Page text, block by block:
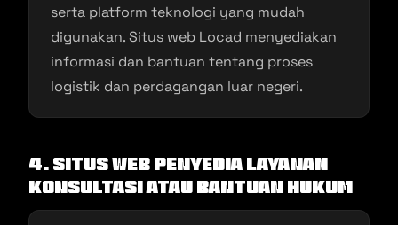
serta platform teknologi yang mudah
digunakan. Situs web Locad menyediakan
informasi dan bantuan tentang proses
logistik dan perdagangan luar negeri.
4. Situs Web Penyedia Layanan
Konsultasi atau Bantuan Hukum